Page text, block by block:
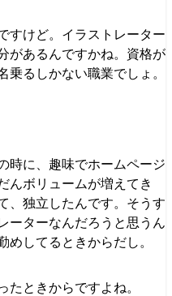
すけど。イラストレーター
があるんですかね。資格が
乗るしかない職業でしょ。
時に、趣味でホームページ
んボリュームが増えてき
、独立したんです。そうす
ーターなんだろうと思うん
めしてるときからだし。
たときからですよね。